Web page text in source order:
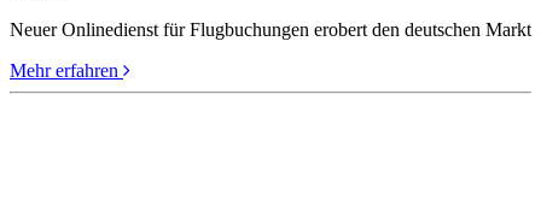
Neuer Onlinedienst für Flugbuchungen erobert den deutschen Markt
Mehr erfahren